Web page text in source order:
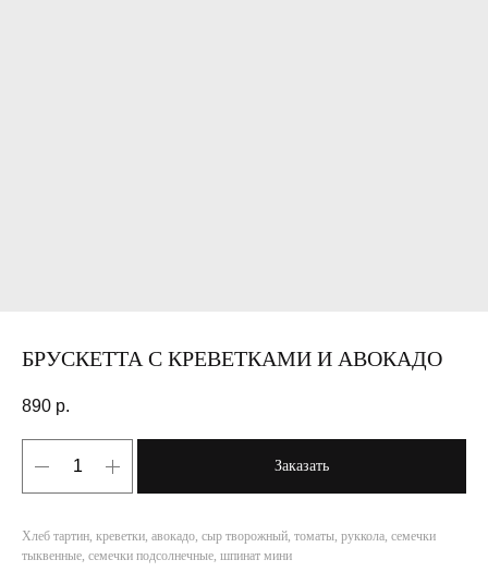
БРУСКЕТТА С КРЕВЕТКАМИ И АВОКАДО
890 р.
Заказать
Хлеб тартин, креветки, авокадо, сыр творожный, томаты, руккола, семечки
тыквенные, семечки подсолнечные, шпинат мини